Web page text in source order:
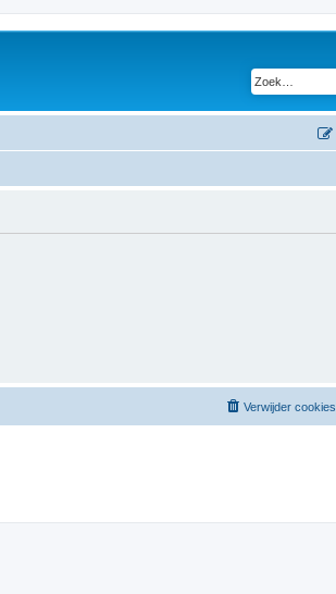
Verwijder cookies